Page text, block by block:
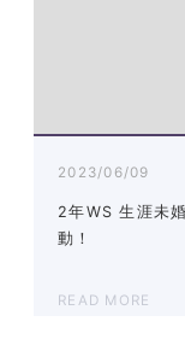
2023/06/09
2年WS 生涯未
動！
READ MORE